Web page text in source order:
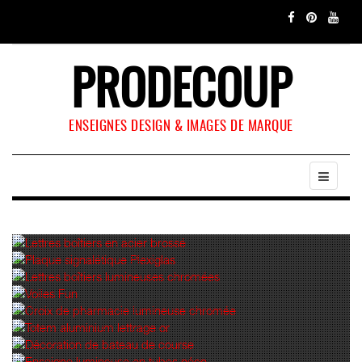
PRODECOUP
ENSEIGNES DESIGN & IMAGES DE MARQUE